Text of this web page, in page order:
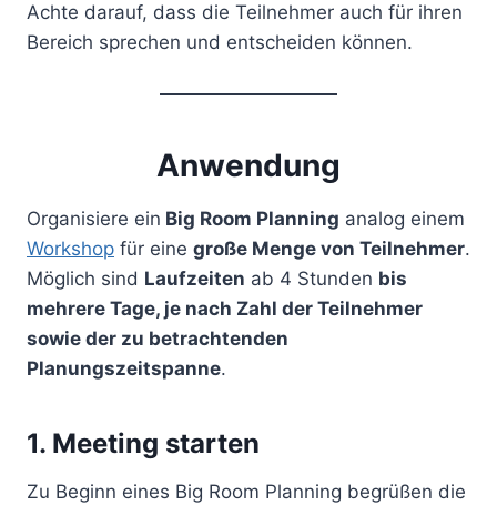
Achte darauf, dass die Teilnehmer auch für ihren
Bereich sprechen und entscheiden können.
Anwendung
Organisiere ein Big Room Planning analog einem
Workshop für eine große Menge von Teilnehmer.
Möglich sind Laufzeiten ab 4 Stunden bis
mehrere Tage, je nach Zahl der Teilnehmer
sowie der zu betrachtenden
Planungszeitspanne.
1. Meeting starten
Zu Beginn eines Big Room Planning begrüßen die